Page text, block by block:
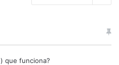
que funciona?